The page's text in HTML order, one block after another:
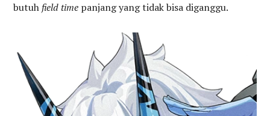
butuh field time panjang yang tidak bisa diganggu.